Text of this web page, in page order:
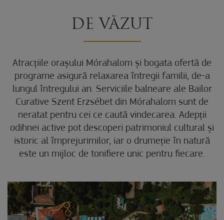
DE VĂZUT
Atracțiile orașului Mórahalom și bogata ofertă de
programe asigură relaxarea întregii familii, de-a
lungul întregului an. Serviciile balneare ale Bailor
Curative Szent Erzsébet din Mórahalom sunt de
neratat pentru cei ce caută vindecarea. Adepții
odihnei active pot descoperi patrimoniul cultural și
istoric al împrejurimilor, iar o drumeție în natură
este un mijloc de tonifiere unic pentru fiecare.